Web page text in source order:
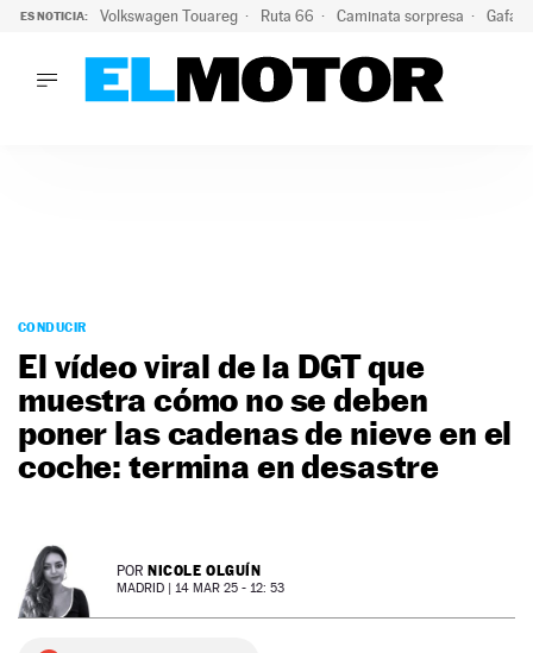
ES NOTICIA: Volkswagen Touareg Ruta 66 Caminata sorpresa Gafas
PODCAST
MOTOS
TECNOLOGÍA
MOTORTV
NEWSLETTER
CONDUCIR
El vídeo viral de la DGT que
muestra cómo no se deben
poner las cadenas de nieve en el
coche: termina en desastre
POR NICOLE OLGUÍN
MADRID | 14 MAR 25 - 12: 53